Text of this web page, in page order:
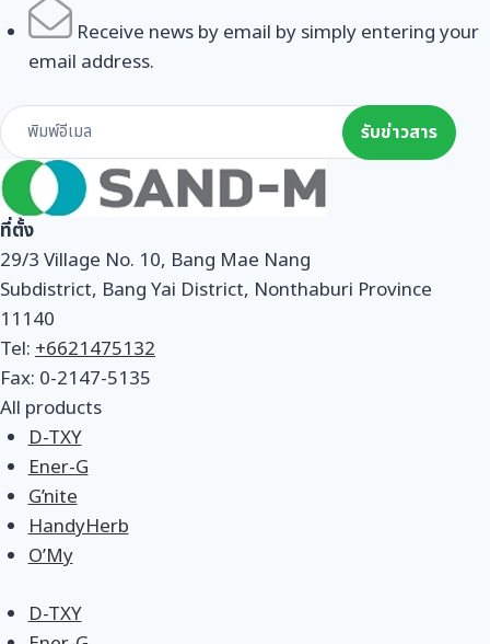
Receive news by email by simply entering your
email address.
Subscribe
Form
รับข่าวสาร
ที่ตั้ง
29/3 Village No. 10, Bang Mae Nang
Subdistrict, Bang Yai District, Nonthaburi Province
11140
Tel:+6621475132
Fax: 0-2147-5135
All products
D-TXY
Ener-G
G’nite
HandyHerb
O’My
D-TXY